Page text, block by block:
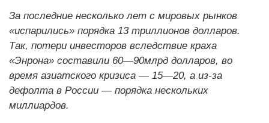
За последние несколько лет с мировых рынков
«испарились» порядка 13 триллионов долларов.
Так, потери инвесторов вследствие краха
«Энрона» составили 60—90млрд долларов, во
время азиатского кризиса — 15—20, а из-за
дефолта в России — порядка нескольких
миллиардов.